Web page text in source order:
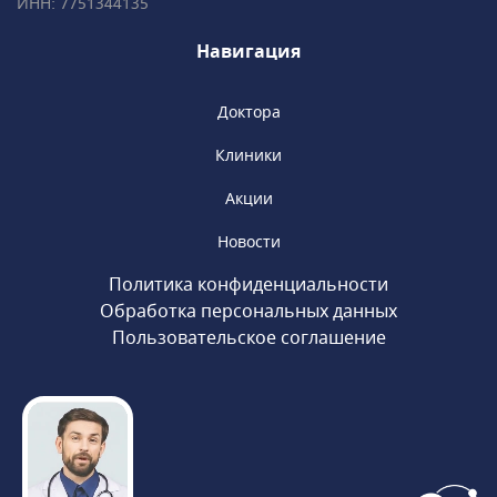
академиков, членов РАН, профессоров и
Навигация
Доктора
Клиники
Акции
Новости
Политика конфиденциальности
Обработка персональных данных
Пользовательское соглашение